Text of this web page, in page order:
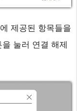
제공된 항목들을
눌러 연결 해제